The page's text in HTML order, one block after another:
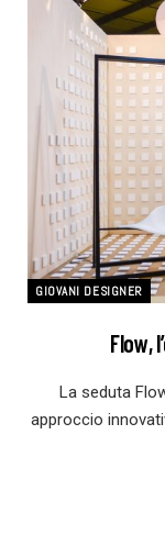
GIOVANI DESIGNER
Flow,
La seduta
approccio